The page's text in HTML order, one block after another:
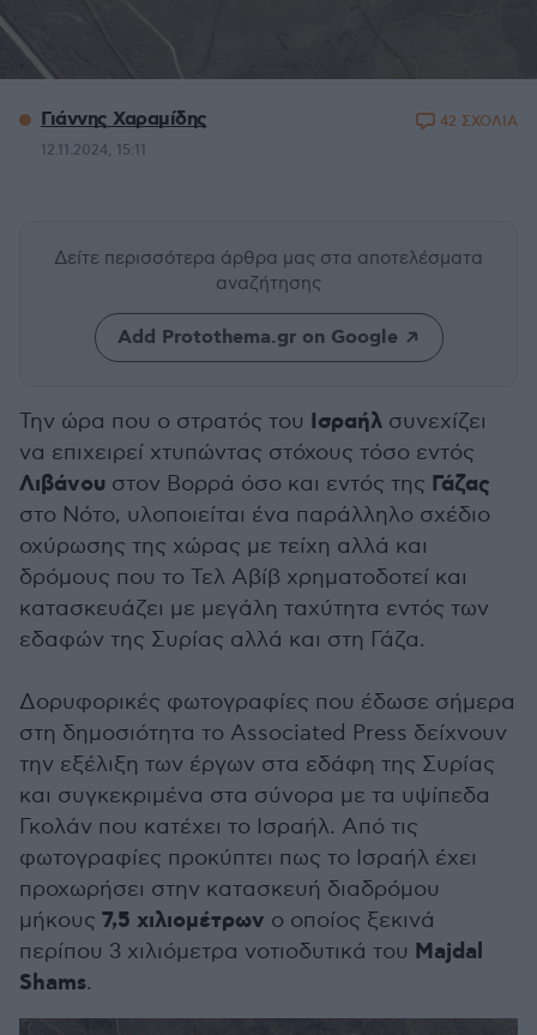
Γιάννης Χαραμίδης
12.11.2024, 15:11
42 ΣΧΟΛΙΑ
Δείτε περισσότερα άρθρα μας στα αποτελέσματα
αναζήτησης
Add Protothema.gr on Google
Την ώρα που ο στρατός του Ισραήλ συνεχίζει
να επιχειρεί χτυπώντας στόχους τόσο εντός
Λιβάνου στον Βορρά όσο και εντός της Γάζας
στο Νότο, υλοποιείται ένα παράλληλο σχέδιο
οχύρωσης της χώρας με τείχη αλλά και
δρόμους που το Τελ Αβίβ χρηματοδοτεί και
κατασκευάζει με μεγάλη ταχύτητα εντός των
εδαφών της Συρίας αλλά και στη Γάζα.
Δορυφορικές φωτογραφίες που έδωσε σήμερα
στη δημοσιότητα το Associated Press δείχνουν
την εξέλιξη των έργων στα εδάφη της Συρίας
και συγκεκριμένα στα σύνορα με τα υψίπεδα
Γκολάν που κατέχει το Ισραήλ. Από τις
φωτογραφίες προκύπτει πως το Ισραήλ έχει
προχωρήσει στην κατασκευή διαδρόμου
μήκους 7,5 χιλιομέτρων ο οποίος ξεκινά
περίπου 3 χιλιόμετρα νοτιοδυτικά του Majdal
Shams.